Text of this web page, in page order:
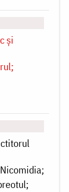
și